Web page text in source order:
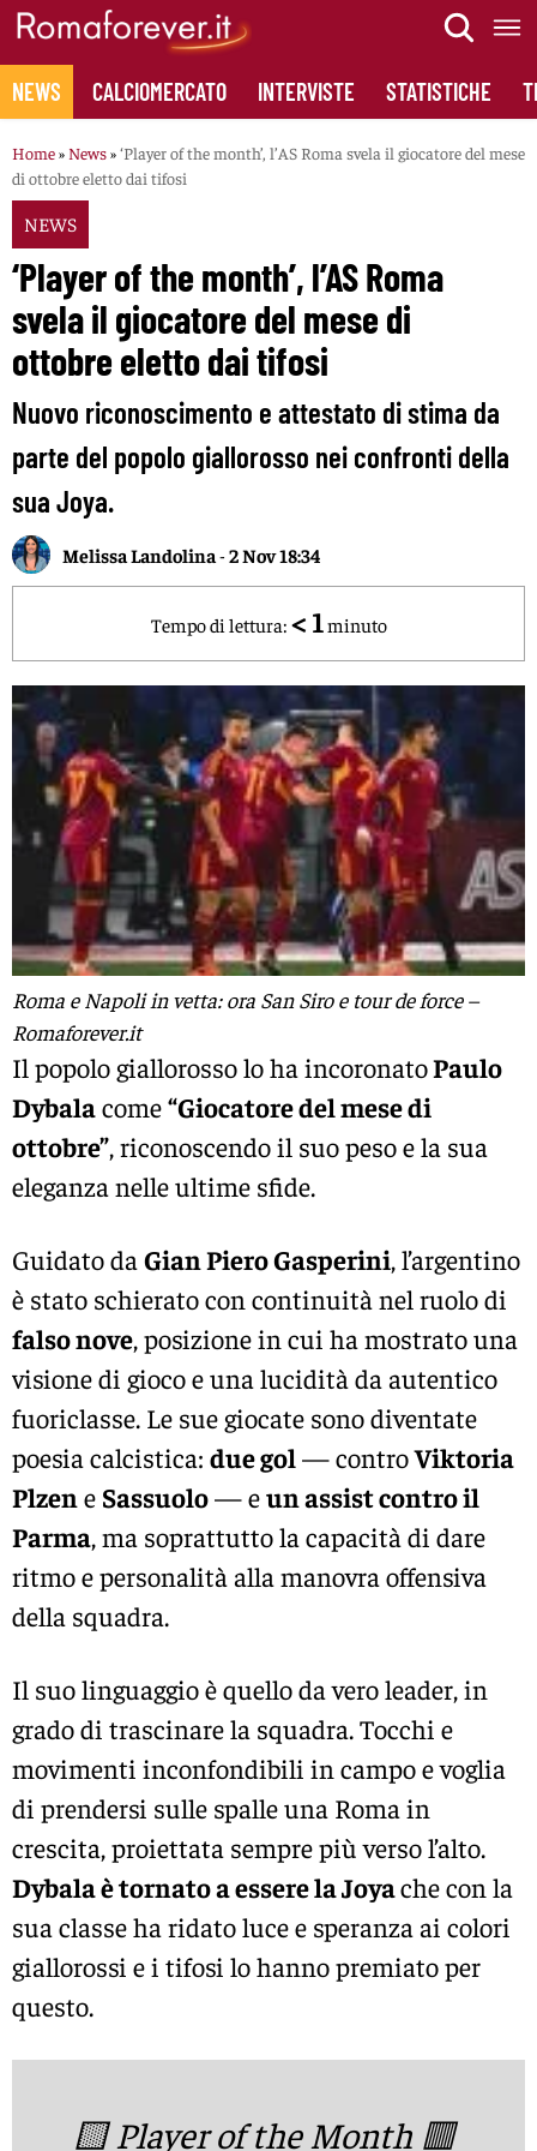
Skip
content
NEWS CALCIOMERCATO INTERVISTE STATISTICHE
Home» News»‘Player of the month’, l’AS Roma svela il giocatore del mese
di ottobre eletto dai tifosi
NEWS
‘Player of the month’, l’AS Roma
svela il giocatore del mese di
ottobre eletto dai tifosi
Nuovo riconoscimento e attestato di stima da
parte del popolo giallorosso nei confronti della
sua Joya.
Melissa Landolina -2 Nov 18:34
Tempo di lettura: < 1 minuto
Roma e Napoli in vetta: ora San Siro e tour de force –
Romaforever.it
Il popolo giallorosso lo ha incoronatoPaulo
Dybalacome“Giocatore del mese di
ottobre”, riconoscendo il suo peso e la sua
eleganza nelle ultime sfide.
Guidato da Gian Piero Gasperini, l’argentino
è stato schierato con continuità nel ruolo di
falso nove, posizione in cui ha mostrato una
visione di gioco e una lucidità da autentico
fuoriclasse. Le sue giocate sono diventate
poesia calcistica: due gol— controViktoria
Plzene Sassuolo— eun assist contro il
Parma, ma soprattutto la capacità di dare
ritmo e personalità alla manovra offensiva
della squadra.
Il suo linguaggio è quello da vero leader, in
grado di trascinare la squadra. Tocchi e
movimenti inconfondibili in campo e voglia
di prendersi sulle spalle una Roma in
crescita, proiettata sempre più verso l’alto.
Dybala è tornato a essere la Joyache con la
sua classe ha ridato luce e speranza ai colori
giallorossi e i tifosi lo hanno premiato per
questo.
🟨 Player of the Month 🟥